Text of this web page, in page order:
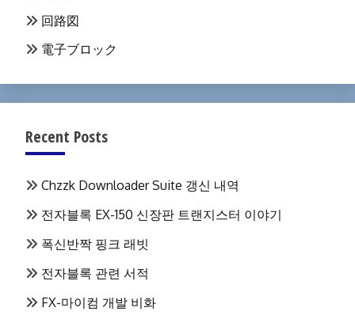
回路図
電子ブロック
Recent Posts
Chzzk Downloader Suite 갱신 내역
전자블록 EX-150 신장판 트랜지스터 이야기
폭신반짝 핑크 래빗
전자블록 관련 서적
FX-마이컴 개발 비화